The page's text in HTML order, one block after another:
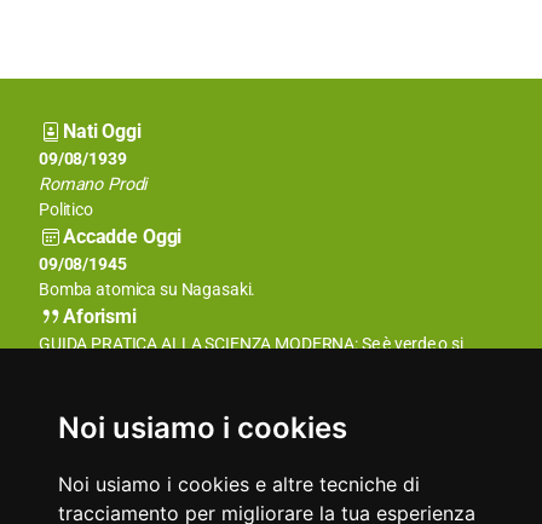
Noi usiamo i cookies
Noi usiamo i cookies e altre tecniche di
tracciamento per migliorare la tua esperienza
Nati Oggi
09/08/1920
Enzo Biagi
Giornalista e conduttore televisivo
09/08/1939
Romano Prodi
Politico
Accadde Oggi
09/08/1942
Edith Stein viene uccisa ad Auschwitz.
09/08/1945
Bomba atomica su Nagasaki.
Aforismi
Ti amo con tutta l'altezza, larghezza e profondità che la mia
con il respiro, i sorrisi e le lacrime di tutta la mia vita!
Elizabeth Barrett Browning
GUIDA PRATICA ALLA SCIENZA MODERNA: Se è verde o si
Arthur Bloch